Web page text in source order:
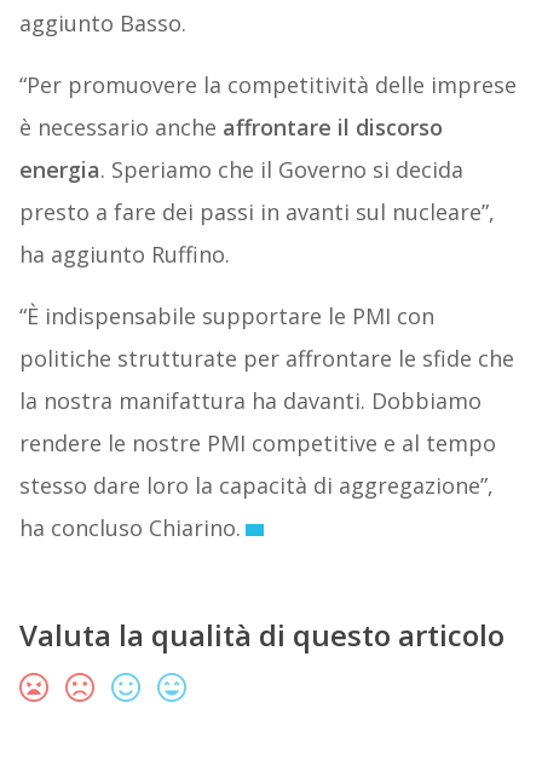
aggiunto Basso.
“Per promuovere la competitività delle imprese
è necessario anche affrontare il discorso
energia. Speriamo che il Governo si decida
presto a fare dei passi in avanti sul nucleare”,
ha aggiunto Ruffino.
“È indispensabile supportare le PMI con
politiche strutturate per affrontare le sfide che
la nostra manifattura ha davanti. Dobbiamo
rendere le nostre PMI competitive e al tempo
stesso dare loro la capacità di aggregazione”,
ha concluso Chiarino.
Valuta la qualità di questo articolo